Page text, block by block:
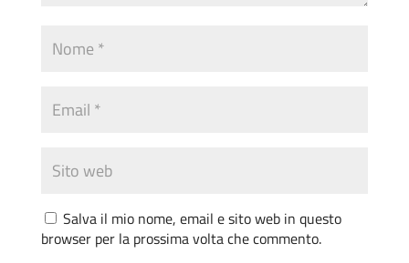
Salva il mio nome, email e sito web in questo
browser per la prossima volta che commento.